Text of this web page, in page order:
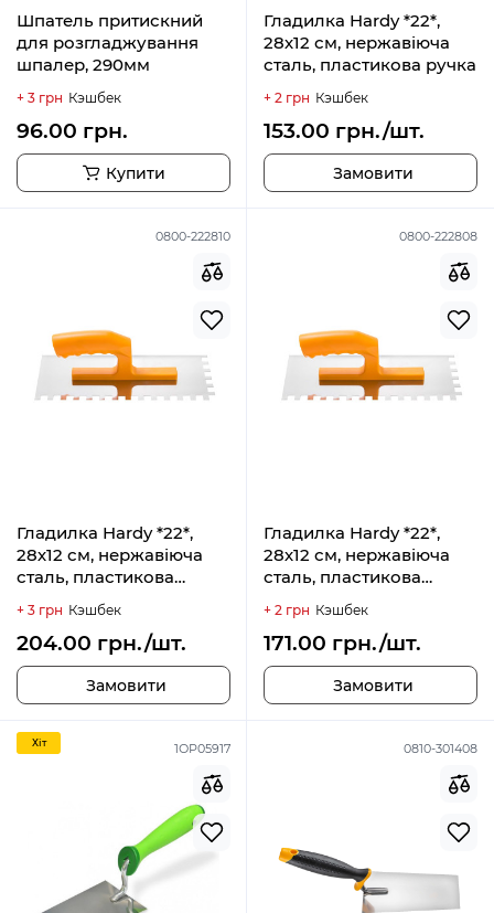
Шпатель притискний
для розгладжування
шпалер, 290мм
+ 3 грн Кэшбек
96.00 грн.
Купити
Гладилка Hardy *22*,
28х12 см, нержавіюча
сталь, пластикова ручка
+ 2 грн Кэшбек
153.00 грн./шт.
Замовити
0800-222810
Гладилка Hardy *22*,
28х12 см, нержавіюча
сталь, пластикова
ручка, зубчата 10х10 мм
+ 3 грн Кэшбек
204.00 грн./шт.
Замовити
0800-222808
Гладилка Hardy *22*,
28х12 см, нержавіюча
сталь, пластикова
ручка, зубчата 8х8 мм
+ 2 грн Кэшбек
171.00 грн./шт.
Замовити
1ОР05917
Хiт 0810-301408